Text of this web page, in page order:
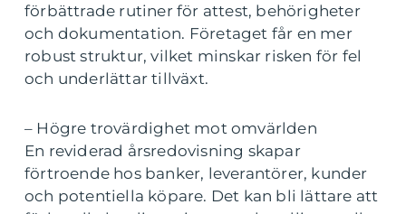
förbättrade rutiner för attest, behörigheter
och dokumentation. Företaget får en mer
robust struktur, vilket minskar risken för fel
och underlättar tillväxt.
– Högre trovärdighet mot omvärlden
En reviderad årsredovisning skapar
förtroende hos banker, leverantörer, kunder
och potentiella köpare. Det kan bli lättare att